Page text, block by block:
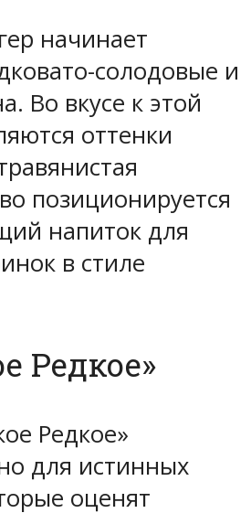
начинает
солодовые и
Во вкусе к этой
оттенки
позиционируется
напиток для
в стиле
Редкое»
Редкое»
для истинных
оценят